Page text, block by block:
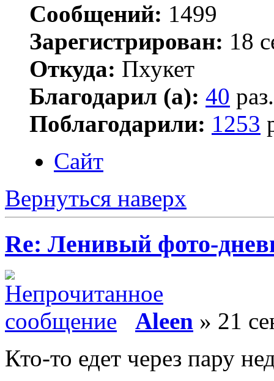
Сообщений: 1499
Зарегистрирован: 18
Откуда: Пхукет
Благодарил (а): 40 раз.
Поблагодарили: 1253
Сайт
Вернуться наверх
Re: Ленивый фото-
Aleen » 21
Кто-то едет через пару